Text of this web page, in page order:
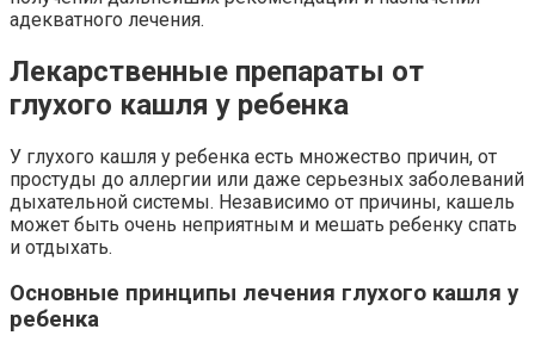
адекватного лечения.
Лекарственные препараты от
глухого кашля у ребенка
У глухого кашля у ребенка есть множество причин, от
простуды до аллергии или даже серьезных заболеваний
дыхательной системы. Независимо от причины, кашель
может быть очень неприятным и мешать ребенку спать
и отдыхать.
Основные принципы лечения глухого кашля у
ребенка